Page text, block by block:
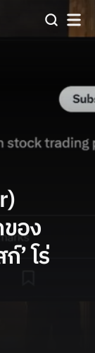
อง
’ โร่